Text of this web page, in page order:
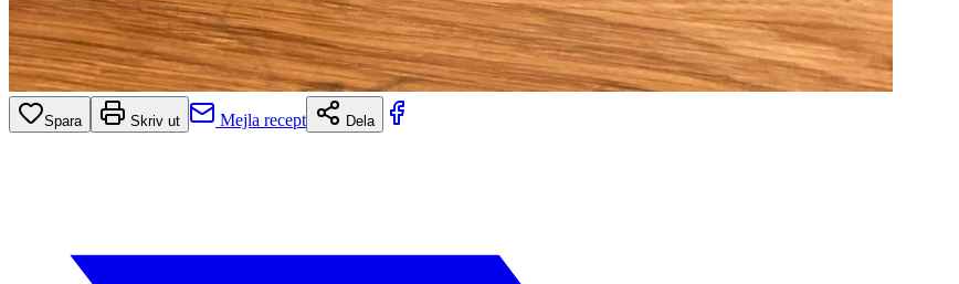
Spara Skriv ut Mejla recept Dela